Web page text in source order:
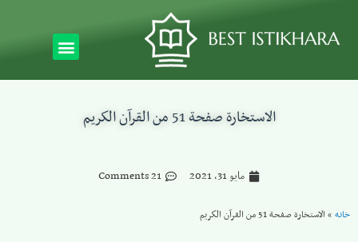
الاستخارة صفحة 51 من القرآن الكريم
مايو 31, 2021 21 Comments
خانه » الاستخارة صفحة 51 من القرآن الكريم